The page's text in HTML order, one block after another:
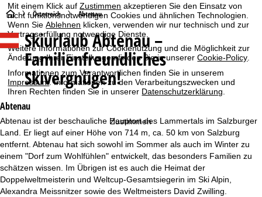
Mit einem Klick aufZustimmen akzeptieren Sie den Einsatz von
nicht funktionsnotwendigen Cookies und ähnlichen Technologien.
Wenn SieAblehnen klicken, verwenden wir nur technisch und zur
Vertragserfüllung notwendige Dienste.
Weitere Informationen zur Cookienutzung und die Möglichkeit zur
Änderung Ihrer Einstellungen finden Sie in unsererCookie-Policy.
Informationen zum Verantwortlichen finden Sie in unserem
Impressum. Informationen zu den Verarbeitungszwecken und
Ihren Rechten finden Sie in unserer Datenschutzerklärung.
Zustimmen
S
t
a
r
t
s
e
i
Österreich Abtenau
SkiurlaubAbtenau –
Familienfreundliches
Skivergnügen!
Abtenau
Abtenau ist der beschauliche Hauptort des Lammertals im Salzburger
Land. Er liegt auf einer Höhe von 714 m, ca. 50 km von Salzburg
entfernt. Abtenau hat sich sowohl im Sommer als auch im Winter zu
einem "Dorf zum Wohlfühlen" entwickelt, das besonders Familien zu
schätzen wissen. Im Übrigen ist es auch die Heimat der
Doppelweltmeisterin und Weltcup-Gesamtsiegerin im Ski Alpin,
Alexandra Meissnitzer sowie des Weltmeisters David Zwilling.